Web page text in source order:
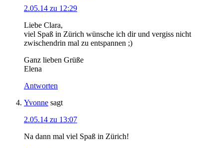
2.05.14 zu 12:29
Liebe Clara,
viel Spaß in Zürich wünsche ich dir und vergiss nicht
zwischendrin mal zu entspannen ;)
Ganz lieben Grüße
Elena
Antworten
Yvonne sagt
2.05.14 zu 13:07
Na dann mal viel Spaß in Zürich!